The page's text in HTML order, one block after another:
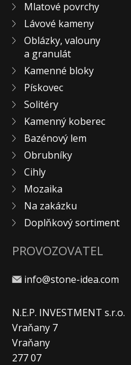
KONTAKT
Mlatové povrchy
Lávové kameny
Oblázky, valouny
a granulát
Kamenné bloky
Pískovec
Solitéry
Kamenný koberec
Bazénový lem
Obrubníky
Cihly
Mozaika
Na zakázku
Doplňkový sortiment
PROVOZOVATEL
info@stone-idea.com
N.E.P. INVESTMENT s.r.o.
Vraňany 7
Vraňany
277 07